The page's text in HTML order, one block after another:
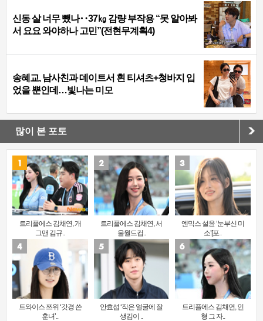
신동 살 너무 뺐나‥37㎏ 감량 부작용 “못 알아봐
서 요요 와야하나 고민”(전현무계획4)
송혜교, 남사친과 데이트서 흰 티셔츠+청바지 입
었을 뿐인데…빛나는 미모
많이 본 포토
트리플에스 김채연, 개
그맨 김규..
트리플에스 김채연, 서
울월드컵..
엔믹스 설윤 ‘눈부신 미
소’[포..
트와이스 쯔위 ‘갓경 쓴
훈녀’..
안효섭 ‘작은 얼굴에 잘
생김이 ..
트리플에스 김채연, 인
형 그 자..